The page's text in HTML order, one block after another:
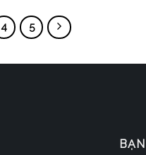
4 5